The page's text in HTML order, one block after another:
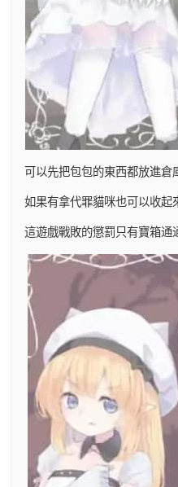
可以先把包包的東西都放進倉
如果有拿代罪貓咪也可以收起
這遊戲戰敗的懲罰只有寶箱通